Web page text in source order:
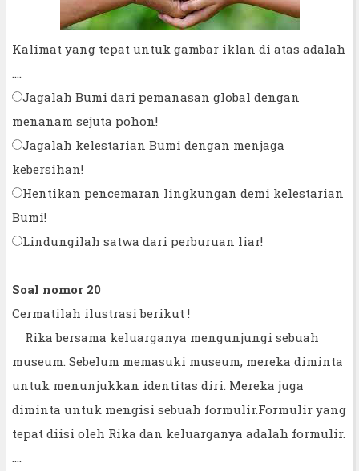
Kalimat yang tepat untuk gambar iklan di atas adalah
Jagalah Bumi dari pemanasan global dengan
menanam sejuta pohon!
Jagalah kelestarian Bumi dengan menjaga
kebersihan!
Hentikan pencemaran lingkungan demi kelestarian
Bumi!
Lindungilah satwa dari perburuan liar!
Soal nomor 20
Cermatilah ilustrasi berikut !
Rika bersama keluarganya mengunjungi sebuah
museum. Sebelum memasuki museum, mereka diminta
untuk menunjukkan identitas diri. Mereka juga
diminta untuk mengisi sebuah formulir.Formulir yang
tepat diisi oleh Rika dan keluarganya adalah formulir.